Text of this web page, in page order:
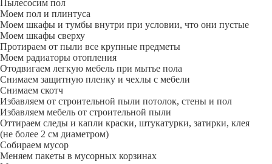
Пылесосим пол
Моем пол и плинтуса
Моем шкафы и тумбы внутри при условии, что они пустые
Моем шкафы сверху
Протираем от пыли все крупные предметы
Моем радиаторы отопления
Отодвигаем легкую мебель при мытье пола
Снимаем защитную пленку и чехлы с мебели
Снимаем скотч
Избавляем от строительной пыли потолок, стены и пол
Избавляем мебель от строительной пыли
Оттираем следы и капли краски, штукатурки, затирки, клея
(не более 2 см диаметром)
Собираем мусор
Меняем пакеты в мусорных корзинах